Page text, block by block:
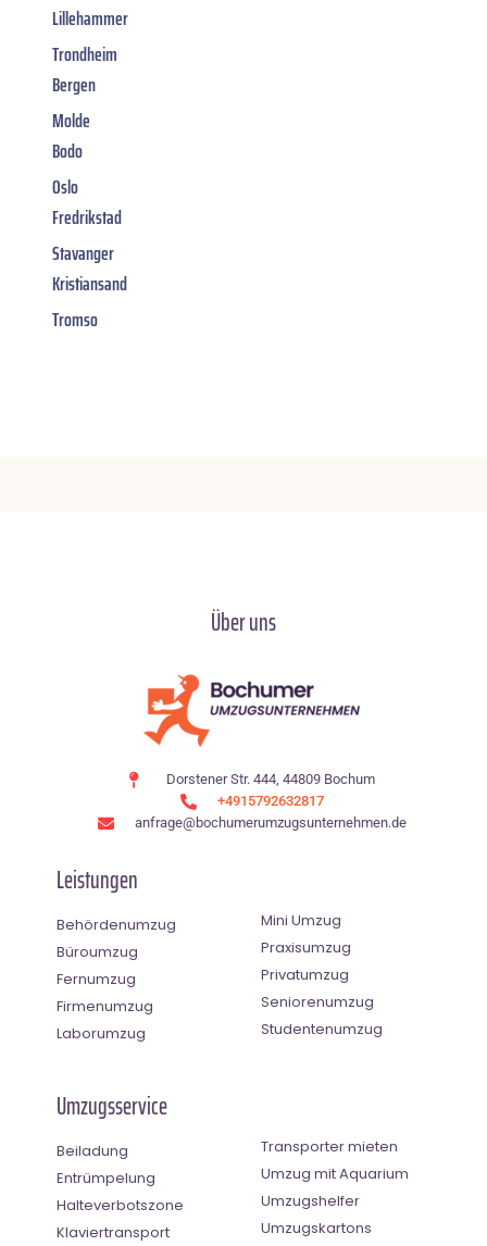
Lillehammer
Trondheim
Bergen
Molde
Bodo
Oslo
Fredrikstad
Stavanger
Kristiansand
Tromso
Über uns
Dorstener Str. 444, 44809 Bochum
+4915792632817
anfrage@bochumerumzugsunternehmen.de
Leistungen
Behördenumzug
Büroumzug
Fernumzug
Firmenumzug
Laborumzug
Mini Umzug
Praxisumzug
Privatumzug
Seniorenumzug
Studentenumzug
Umzugsservice
Beiladung
Entrümpelung
Halteverbotszone
Klaviertransport
Transporter mieten
Umzug mit Aquarium
Umzugshelfer
Umzugskartons